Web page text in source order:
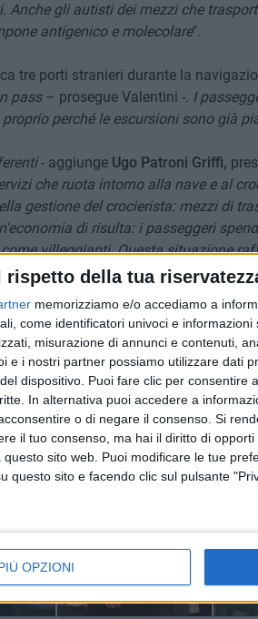
rispetto della tua
memorizziamo e/o accediamo a
come identificatori univoci e
misurazione di annunci e contenuti,
e i nostri partner possiamo utilizzare dati
dispositivo. Puoi fare clic per
In alternativa puoi accedere a
o di negare il consenso. Si
il tuo consenso, ma hai il diritto di
sito web. Puoi modificare le tue
questo sito e facendo clic sul pulsante
OPZIONI
Anche gli autisti dei mezzi che
antigenico e molecolare".
tre porti stranieri durante la
pass– prosegue Valentini -. I
perché le escursioni sono già
- aggiunge Ugo Patroni Griffi,
che ruota intorno alla nave e al
gestione del crocierista: mezzi di
di risulta: i passeggeri
villeggianti. Questa situazione
Puglia, che diventa la prima metà
"Vogliamo trasmettere a
commerciale MSC -.Tra i passeggeri
rispettando sempre tutte le
ecco come ripartono le crociere